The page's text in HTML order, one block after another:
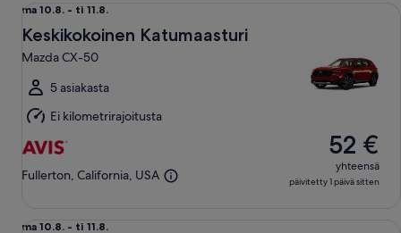
ma
10.8.
viiva
ti
11.8.
ma 10.8. - ti 11.8.
Keskikokoinen Katumaasturi
Mazda CX-50
5 asiakasta
Ei kilometrirajoitusta
Fullerton, California, USA
52 €
yhteensä
päivitetty 1 päivä sitten
ma
ma 10.8. - ti 11.8.